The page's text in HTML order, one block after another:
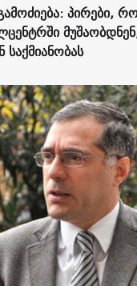
პირები,